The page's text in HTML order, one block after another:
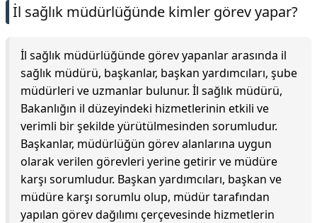
İl sağlık müdürlüğünde kimler görev yapar?
İl sağlık müdürlüğünde görev yapanlar arasında il
sağlık müdürü, başkanlar, başkan yardımcıları, şube
müdürleri ve uzmanlar bulunur. İl sağlık müdürü,
Bakanlığın il düzeyindeki hizmetlerinin etkili ve
verimli bir şekilde yürütülmesinden sorumludur.
Başkanlar, müdürlüğün görev alanlarına uygun
olarak verilen görevleri yerine getirir ve müdüre
karşı sorumludur. Başkan yardımcıları, başkan ve
müdüre karşı sorumlu olup, müdür tarafından
yapılan görev dağılımı çerçevesinde hizmetlerin